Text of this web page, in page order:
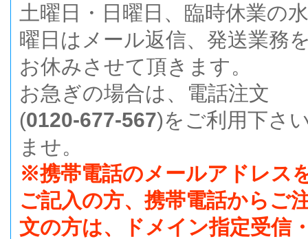
土曜日・日曜日、臨時休業の水
曜日はメール返信、発送業務
お休みさせて頂きます。
お急ぎの場合は、電話注文
(0120-677-567)をご利用下さ
ませ。
※携帯電話のメールアドレス
ご記入の方、携帯電話からご
文の方は、ドメイン指定受信